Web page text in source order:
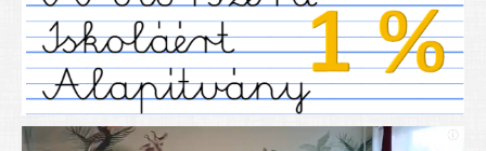
SIHU
EFOP 325
TÁMOP
TIOP